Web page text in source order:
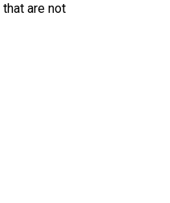
eines mit Ihnen
nach entsprechender
zu erfüllen, Ihnen
are not